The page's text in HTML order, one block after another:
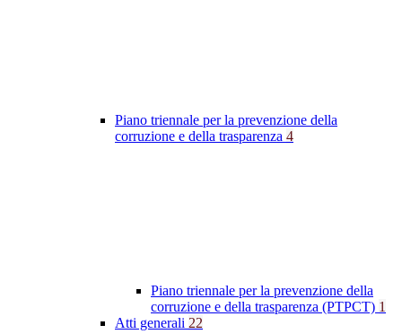
Piano triennale per la prevenzione della
corruzione e della trasparenza 4
Piano triennale per la prevenzione della
corruzione e della trasparenza (PTPCT) 1
Atti generali 22